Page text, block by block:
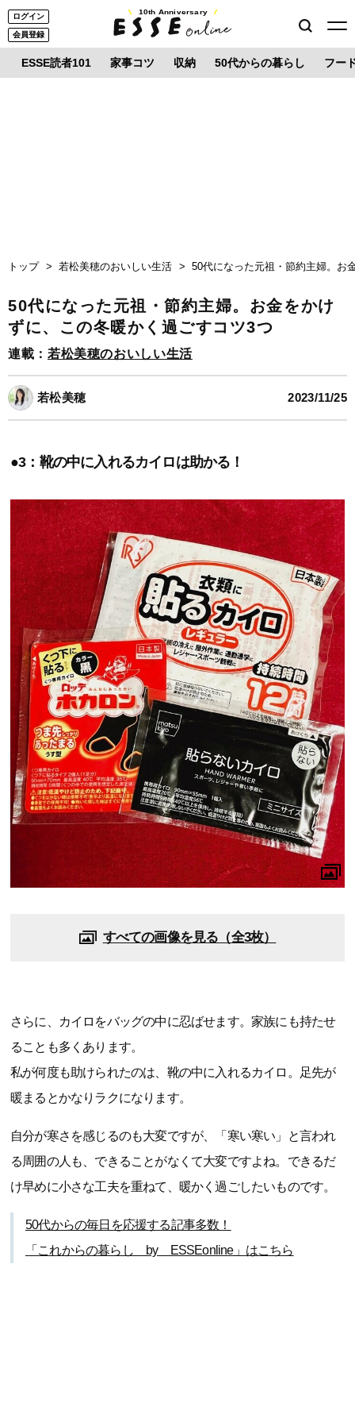
ログイン
会員登録
10th Anniversary
ESSE読者101 家事コツ 収納 50代からの暮らし フー
トップ 若松美穂のおいしい生活 50代になった元祖・節約主婦。お
50代になった元祖・節約主婦。お金をかけ
ずに、この冬暖かく過ごすコツ3つ
連載： 若松美穂のおいしい生活
若松美穂 2023/11/25
●3：靴の中に入れるカイロは助かる！
すべての画像を見る（全3枚）
さらに、カイロをバッグの中に忍ばせます。家族にも持たせ
ることも多くあります。
私が何度も助けられたのは、靴の中に入れるカイロ。足先が
暖まるとかなりラクになります。
自分が寒さを感じるのも大変ですが、「寒い寒い」と言われ
る周囲の人も、できることがなくて大変ですよね。できるだ
け早めに小さな工夫を重ねて、暖かく過ごしたいものです。
50代からの毎日を応援する記事多数！
「これからの暮らし by ESSEonline」はこちら